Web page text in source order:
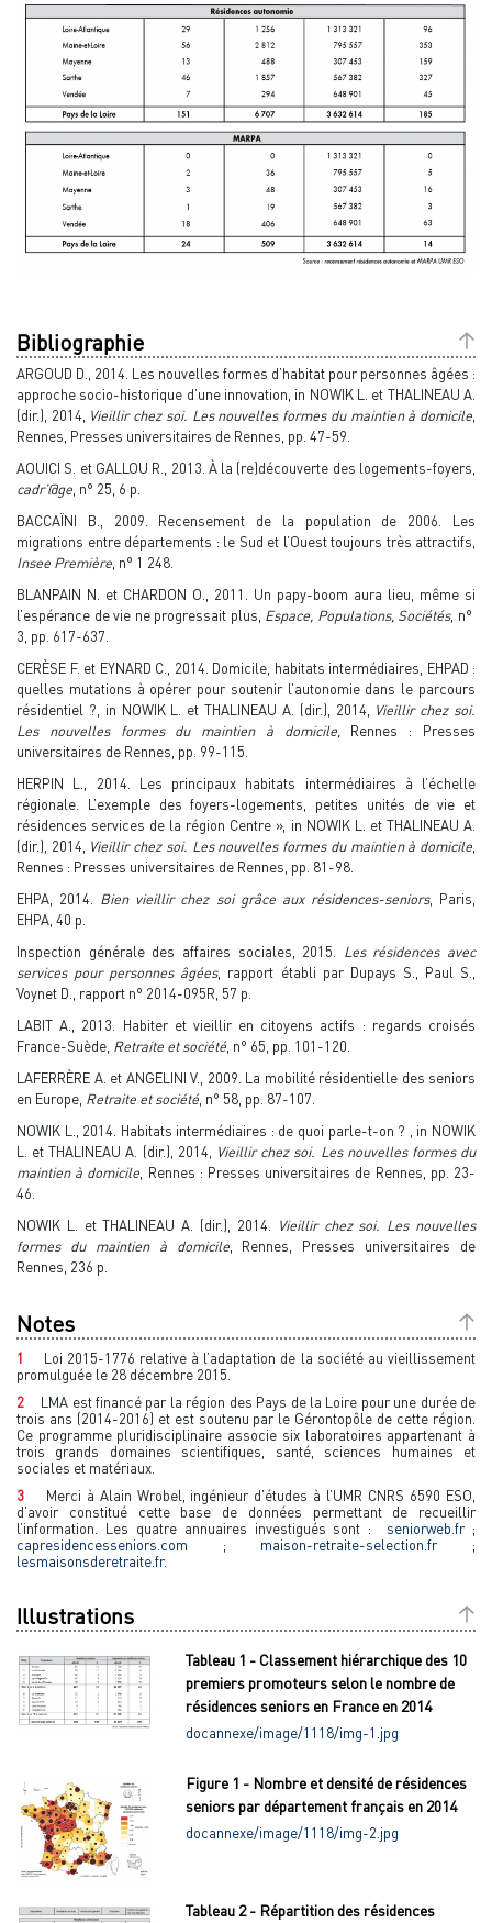
Bibliographie
ARGOUD D., 2014. Les nouvelles formes d’habitat pour personnes âgées :
approche socio-historique d’une innovation, in NOWIK L. et THALINEAU A.
(dir.), 2014, Vieillir chez soi. Les nouvelles formes du maintien à domicile
Rennes, Presses universitaires de Rennes, pp. 47-59.
AOUICI S. et GALLOU R., 2013. À la (re)découverte des logements-foyers,
cadr’@ge , n° 25, 6 p.
BACCAÏNI B., 2009. Recensement de la population de 2006. Les
migrations entre départements : le Sud et l’Ouest toujours très attractifs,
Insee Première , n° 1 248.
BLANPAIN N. et CHARDON O., 2011. Un papy-boom aura lieu, même si
l’espérance de vie ne progressait plus, Espace, Populations, Sociétés, n°
3, pp. 617-637.
CERÈSE F. et EYNARD C., 2014. Domicile, habitats intermédiaires, EHPAD :
quelles mutations à opérer pour soutenir l’autonomie dans le parcours
résidentiel ?, in NOWIK L. et THALINEAU A. (dir.), 2014,
Vieillir chez soi.
Les nouvelles formes du maintien à domicile,
Rennes : Presses
universitaires de Rennes, pp. 99-115.
HERPIN L., 2014. Les principaux habitats intermédiaires à l’échelle
régionale. L’exemple des foyers-logements, petites unités de vie et
résidences services de la région Centre », in NOWIK L. et THALINEAU A.
(dir.), 2014, Vieillir chez soi. Les nouvelles formes du maintien à domicile
Rennes : Presses universitaires de Rennes, pp. 81-98.
EHPA, 2014. Bien vieillir chez soi grâce aux résidences-seniors, Paris,
EHPA, 40 p.
Inspection générale des affaires sociales, 2015. Les résidences avec
services pour personnes âgées, rapport établi par Dupays S., Paul S.,
Voynet D., rapport n° 2014-095R, 57 p.
LABIT A., 2013. Habiter et vieillir en citoyens actifs : regards croisés
France-Suède, Retraite et société, n° 65, pp. 101-120.
LAFERRÈRE A. et ANGELINI V., 2009. La mobilité résidentielle des seniors
en Europe, Retraite et société, n° 58, pp. 87-107.
NOWIK L., 2014. Habitats intermédiaires : de quoi parle-t-on ? , in NOWIK
L. et THALINEAU A. (dir.), 2014,
Vieillir chez soi. Les nouvelles formes du
maintien à domicile , Rennes : Presses universitaires de Rennes, pp. 23-
46.
NOWIK L. et THALINEAU A. (dir.), 2014.
Vieillir chez soi. Les nouvelles
formes du maintien à domicile, Rennes, Presses universitaires de
Rennes, 236 p.
Notes
1
Loi 2015-1776 relative à l’adaptation de la société au vieillissement
promulguée le 28 décembre 2015.
2
LMA est financé par la région des Pays de la Loire pour une durée de
trois ans (2014-2016) et est soutenu par le Gérontopôle de cette région.
Ce programme pluridisciplinaire associe six laboratoires appartenant à
trois grands domaines scientifiques, santé, sciences humaines et
sociales et matériaux.
3
Merci à Alain Wrobel, ingénieur d’études à l’UMR CNRS 6590 ESO,
d’avoir constitué cette base de données permettant de recueillir
l’information. Les quatre annuaires investigués sont : seniorweb.fr ;
capresidencesseniors.com
; maison-retraite-selection.fr ;
lesmaisonsderetraite.fr.
Illustrations
Tableau 1 - Classement hiérarchique des 10
premiers promoteurs selon le nombre de
résidences seniors en France en 2014
docannexe/image/1118/img-1.jpg
Figure 1 - Nombre et densité de résidences
seniors par département français en 2014
docannexe/image/1118/img-2.jpg
Tableau 2 - Répartition des résidences